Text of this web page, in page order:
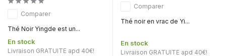
Comparer
Thé Noir Yingde est un...
En stock
Livraison GRATUITE apd 40€!
Comparer
Thé noir en vrac de Yi...
En stock
Livraison GRATUITE apd 40€!